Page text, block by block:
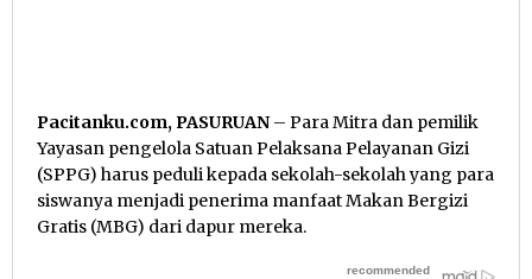
Pacitanku.com, PASURUAN – Para Mitra dan pemilik
Yayasan pengelola Satuan Pelaksana Pelayanan Gizi
(SPPG) harus peduli kepada sekolah-sekolah yang para
siswanya menjadi penerima manfaat Makan Bergizi
Gratis (MBG) dari dapur mereka.